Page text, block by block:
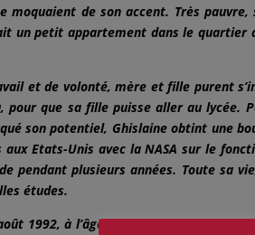
moquaient de son accent. Très
un petit appartement dans le quartier
et de volonté, mère et fille purent
pour que sa fille puisse aller au lycée.
son potentiel, Ghislaine obtint une
Etats-Unis avec la NASA sur le
pendant plusieurs années. Toute sa
études.
1992, à l’âge de 85 ans, une